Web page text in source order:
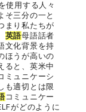
使用する人々
そ三分の一と
まり私たちが
英語母語話者
文化背景を持
ほうが高いの
ると、英米中
ミュニケーシ
も適切とは限
コミュニケー
がどのように